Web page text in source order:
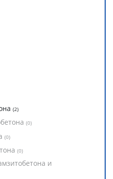
(2)
(0)
(0)
(0)
и